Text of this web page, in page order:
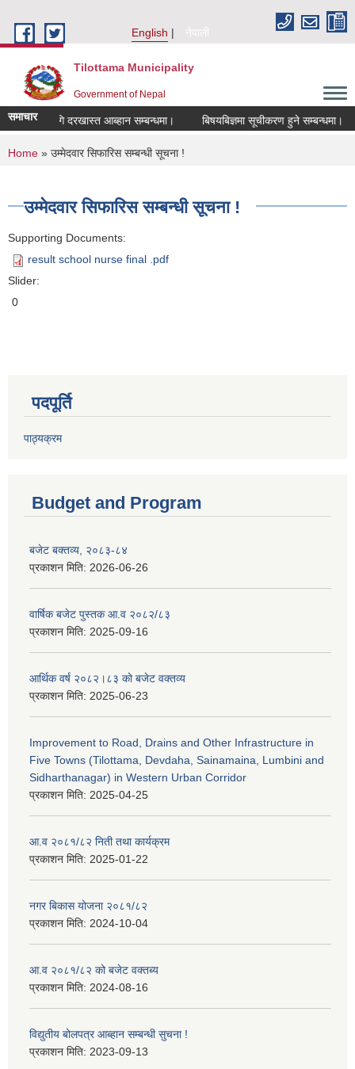
English
नेपाली
Tilottama Municipality
Government of Nepal
समाचारलागि दरखास्त आब्हान सम्बन्धमा। बिषयबिज्ञमा सूचीकरण हुने सम्बन्धमा।
You are here
Home » उम्मेदवार सिफारिस सम्बन्धी सूचना !
उम्मेदवार सिफारिस सम्बन्धी सूचना !
Supporting Documents:
result school nurse final .pdf
Slider:
0
पदपूर्ति
पाठ्यक्रम
Budget and Program
बजेट बक्तव्य, २०८३-८४
प्रकाशन मिति: 2026-06-26
वार्षिक बजेट पुस्तक आ.व २०८२/८३
प्रकाशन मिति: 2025-09-16
आर्थिक वर्ष २०८२।८३ को बजेट वक्तव्य
प्रकाशन मिति: 2025-06-23
Improvement to Road, Drains and Other Infrastructure in
Five Towns (Tilottama, Devdaha, Sainamaina, Lumbini and
Sidharthanagar) in Western Urban Corridor
प्रकाशन मिति: 2025-04-25
आ.व २०८१/८२ निती तथा कार्यक्रम
प्रकाशन मिति: 2025-01-22
नगर बिकास योजना २०८१/८२
प्रकाशन मिति: 2024-10-04
आ.व २०८१/८२ को बजेट वक्तब्य
प्रकाशन मिति: 2024-08-16
विद्युतीय बोलपत्र आब्हान सम्बन्धी सुचना !
प्रकाशन मिति: 2023-09-13